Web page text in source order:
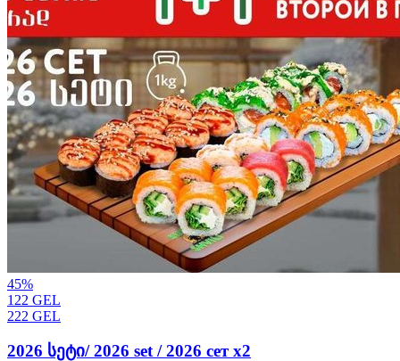
45%
122 GEL
222 GEL
2026 სეტი/ 2026 set / 2026 сет х2